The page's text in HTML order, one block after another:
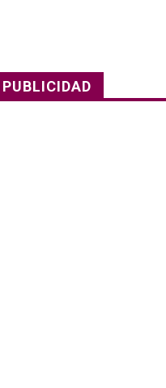
PUBLICIDAD